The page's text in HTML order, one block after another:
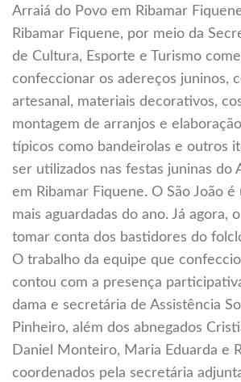
Arraiá do Povo em Ribamar
Ribamar Fiquene, por meio da
de Cultura, Esporte e Turismo
confeccionar os adereços juninos,
artesanal, materiais decorativos,
montagem de arranjos e
típicos como bandeirolas e outros
ser utilizados nas festas juninas do
em Ribamar Fiquene. O São João é
mais aguardadas do ano. Já agora,
tomar conta dos bastidores do
O trabalho da equipe que
contou com a presença
dama e secretária de Assistência
Pinheiro, além dos abnegados
Daniel Monteiro, Maria Eduarda e
coordenados pela secretária